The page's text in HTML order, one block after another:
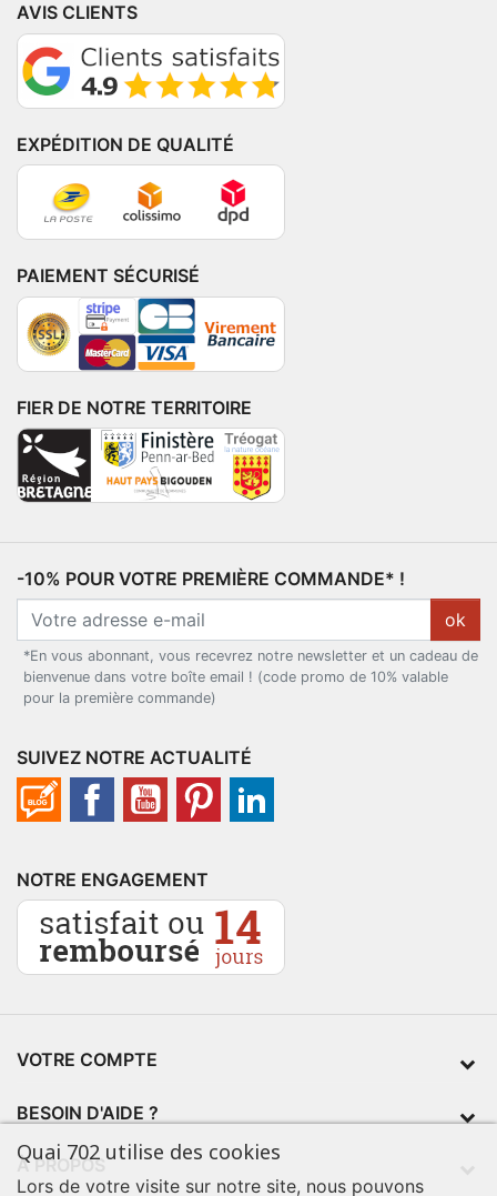
AVIS CLIENTS
EXPÉDITION DE QUALITÉ
PAIEMENT SÉCURISÉ
FIER DE NOTRE TERRITOIRE
-10% POUR VOTRE PREMIÈRE COMMANDE* !
ok
*En vous abonnant, vous recevrez notre newsletter et un cadeau de
bienvenue dans votre boîte email ! (code promo de 10% valable
pour la première commande)
SUIVEZ NOTRE ACTUALITÉ
NOTRE ENGAGEMENT
VOTRE COMPTE
BESOIN D'AIDE ?
À PROPOS
Quai 702 utilise des cookies
Lors de votre visite sur notre site, nous pouvons